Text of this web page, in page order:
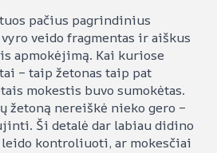
pačius pagrindinius
veido fragmentas ir aiškus
apmokėjimą. Kai kuriose
– taip žetonas taip pat
mokestis buvo sumokėtas.
žetoną nereiškė nieko gero –
Ši detalė dar labiau didino
kontroliuoti, ar mokesčiai